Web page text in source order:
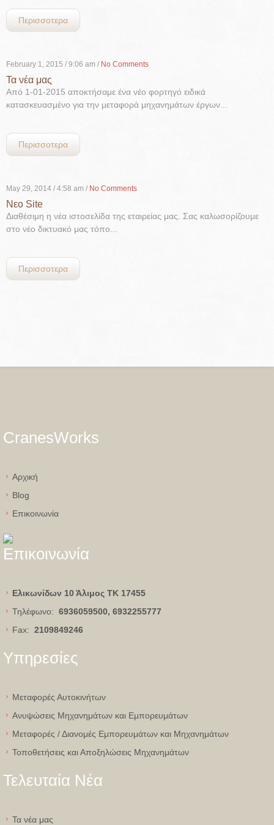
Περισσοτερα
February 1, 2015 / 9:06 am / No Comments
Τα νέα μας
Από 1-01-2015 αποκτήσαμε ένα νέο φορτηγό ειδικά
κατασκευασμένο για την μεταφορά μηχανημάτων έργων...
Περισσοτερα
May 29, 2014 / 4:58 am / No Comments
Νεο Site
Διαθέσιμη η νέα ιστοσελίδα της εταιρείας μας. Σας καλωσορίζουμε
στο νέο δικτυακό μας τόπο...
Περισσοτερα
CranesWorks
Aρχική
Blog
Eπικοινωνία
Επικοινωνία
Ελικωνίδων 10 Άλιμος ΤΚ 17455
Τηλέφωνο: 6936059500, 6932255777
Fax: 2109849246
Υπηρεσίες
Μεταφορές Αυτοκινήτων
Ανυψώσεις Μηχανημάτων και Εμπορευμάτων
Μεταφορές / Διανομές Εμπορευμάτων και Μηχανημάτων
Τοποθετήσεις και Αποξηλώσεις Μηχανημάτων
Τελευταία Νέα
Τα νέα μας